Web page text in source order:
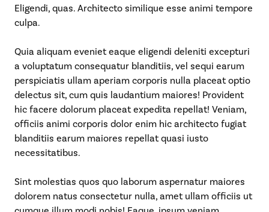
Eligendi, quas. Architecto similique esse animi tempore
culpa.
Quia aliquam eveniet eaque eligendi deleniti excepturi
a voluptatum consequatur blanditiis, vel sequi earum
perspiciatis ullam aperiam corporis nulla placeat optio
delectus sit, cum quis laudantium maiores! Provident
hic facere dolorum placeat expedita repellat! Veniam,
officiis animi corporis dolor enim hic architecto fugiat
blanditiis earum maiores repellat quasi iusto
necessitatibus.
Sint molestias quos quo laborum aspernatur maiores
dolorem natus consectetur nulla, amet ullam officiis ut